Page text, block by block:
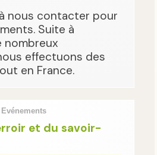
nous contacter pour
Suite à
nombreux
effectuons des
en France.
Evénements
et du savoir-